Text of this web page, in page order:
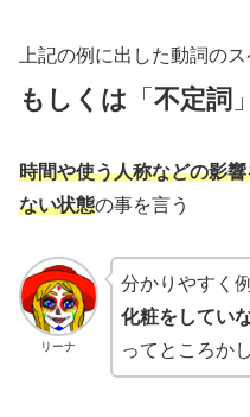
上記の例に出した動詞の
もしくは 「 不定詞 」
時間や使う人称などの影
ない状態の事を言う
リーナ
分かりやすく
化粧をしてい
ってところか